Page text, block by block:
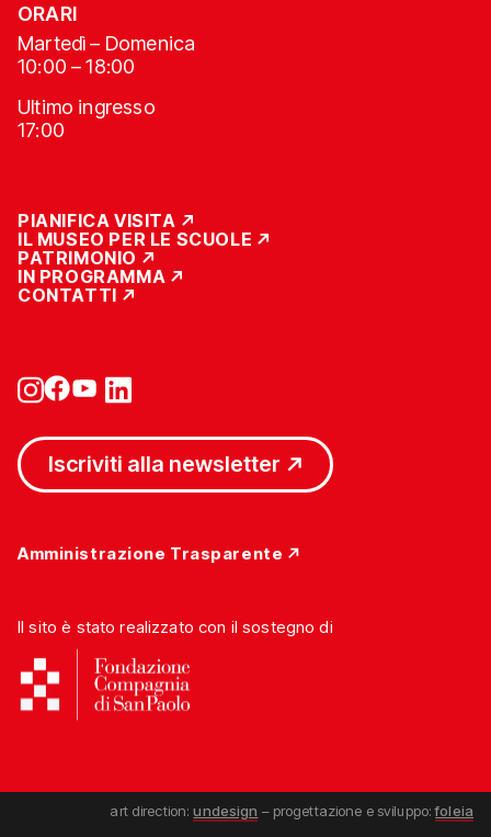
ORARI
Martedì – Domenica
10:00 – 18:00
Ultimo ingresso
17:00
PIANIFICA VISITA
IL MUSEO PER LE SCUOLE
PATRIMONIO
IN PROGRAMMA
CONTATTI
Iscriviti alla newsletter
Amministrazione Trasparente
Il sito è stato realizzato con il sostegno di
art direction:undesign – progettazione e sviluppo:foleia